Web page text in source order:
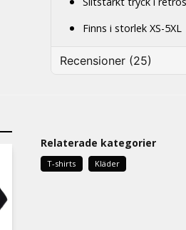
Finns i storlek XS-5XL
Recensioner (25)
Cecilia Pysse
1 måned siden
Relaterade kategorier
T-shirts Kläder